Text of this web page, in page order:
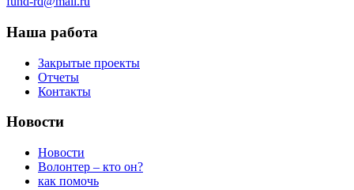
Наша работа
Закрытые проекты
Отчеты
Контакты
Новости
Новости
Волонтер – кто он?
как помочь